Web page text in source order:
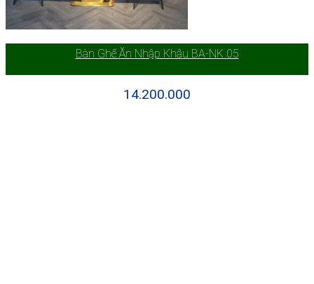
Bàn Ghế Ăn Nhập Khâu BA-NK 05
14.200.000